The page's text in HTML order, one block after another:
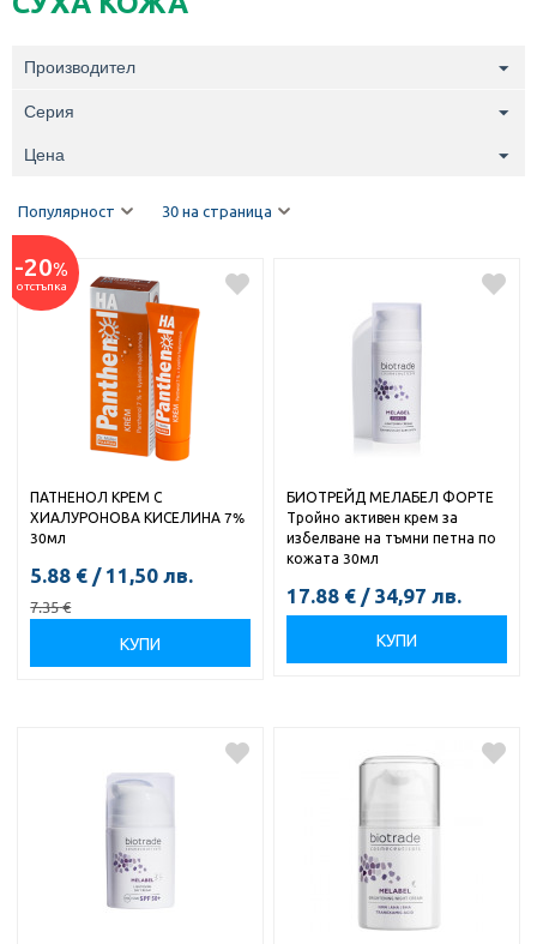
Производител
Серия
Цена
Популярност 30 на страница
-20%
отстъпка
ПАТНЕНОЛ КРЕМ С
ХИАЛУРОНОВА КИСЕЛИНА 7%
30мл
5.88 € / 11,50 лв.
7.35€
КУПИ
БИОТРЕЙД МЕЛАБЕЛ ФОРТЕ
Тройно активен крем за
избелване на тъмни петна по
кожата 30мл
17.88 € / 34,97 лв.
КУПИ